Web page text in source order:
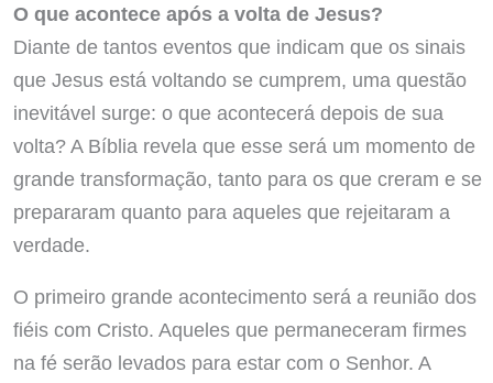
O que acontece após a volta de Jesus?
Diante de tantos eventos que indicam que os sinais
que Jesus está voltando se cumprem, uma questão
inevitável surge: o que acontecerá depois de sua
volta? A Bíblia revela que esse será um momento de
grande transformação, tanto para os que creram e se
prepararam quanto para aqueles que rejeitaram a
verdade.
O primeiro grande acontecimento será a reunião dos
fiéis com Cristo. Aqueles que permaneceram firmes
na fé serão levados para estar com o Senhor. A